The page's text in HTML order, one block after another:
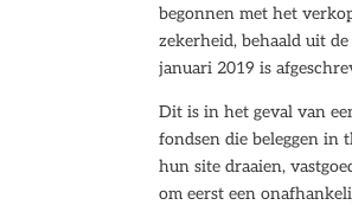
begonnen met het
zekerheid, behaald uit
januari 2019 is
Dit is in het geval van
fondsen die beleggen in
hun site draaien,
om eerst een